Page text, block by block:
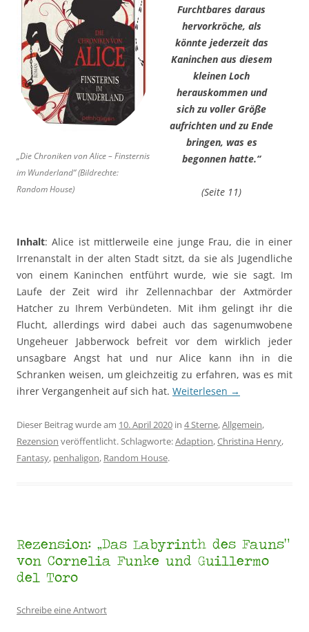
„Die Chroniken von Alice – Finsternis
im Wunderland“ (Bildrechte:
Random House)
Furchtbares daraus
hervorkröche, als
könnte jederzeit das
Kaninchen aus diesem
kleinen Loch
herauskommen und
sich zu voller Größe
aufrichten und zu Ende
bringen, was es
begonnen hatte.“
(Seite 11)
Inhalt: Alice ist mittlerweile eine junge Frau, die in einer
Irrenanstalt in der alten Stadt sitzt, da sie als Jugendliche
von einem Kaninchen entführt wurde, wie sie sagt. Im
Laufe der Zeit wird ihr Zellennachbar der Axtmörder
Hatcher zu Ihrem Verbündeten. Mit ihm gelingt ihr die
Flucht, allerdings wird dabei auch das sagenumwobene
Ungeheuer Jabberwock befreit vor dem wirklich jeder
unsagbare Angst hat und nur Alice kann ihn in die
Schranken weisen, um gleichzeitig zu erfahren, was es mit
ihrer Vergangenheit auf sich hat. Weiterlesen →
Dieser Beitrag wurde am 10. April 2020 in 4 Sterne,Allgemein,
Rezension veröffentlicht. Schlagworte:Adaption,Christina Henry,
Fantasy, penhaligon, Random House.
Rezension: „Das Labyrinth des Fauns“
von Cornelia Funke und Guillermo
del Toro
Schreibe eine Antwort